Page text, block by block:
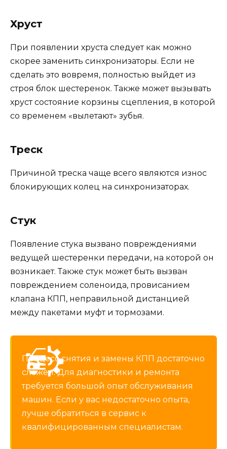
Хруст
При появлении хруста следует как можно
скорее заменить синхронизаторы. Если не
сделать это вовремя, полностью выйдет из
строя блок шестеренок. Также может вызывать
хруст состояние корзины сцепления, в которой
со временем «вылетают» зубья.
Треск
Причиной треска чаще всего являются износ
блокирующих колец на синхронизаторах.
Стук
Появление стука вызвано повреждениями
ведущей шестеренки передачи, на которой он
возникает. Также стук может быть вызван
повреждением соленоида, провисанием
клапана КПП, неправильной дистанцией
между пакетами муфт и тормозами.
Процесс снятия и замены КПП достаточно
сложен. Для диагностики и ремонта
требуется большой опыт обслуживания
машин. Если у вас недостаточно опыта,
лучше обратиться в сервис к
квалифицированным специалистам.